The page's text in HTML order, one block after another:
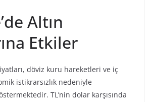
Altın
Etkiler
döviz kuru hareketleri ve iç
istikrarsızlık nedeniyle
TL’nin dolar karşısında